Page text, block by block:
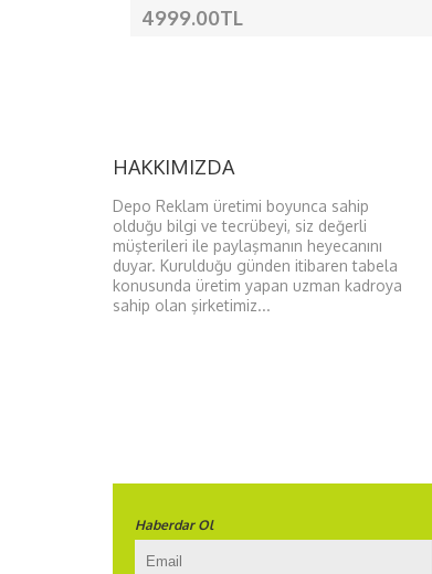
4999.00TL
HAKKIMIZDA
Depo Reklam üretimi boyunca sahip
olduğu bilgi ve tecrübeyi, siz değerli
müşterileri ile paylaşmanın heyecanını
duyar. Kurulduğu günden itibaren tabela
konusunda üretim yapan uzman kadroya
sahip olan şirketimiz...
Haberdar Ol